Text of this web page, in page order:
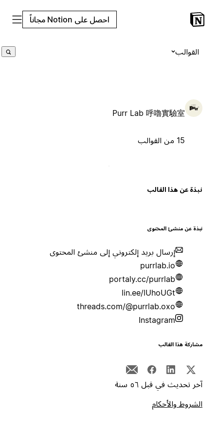
احصل على Notion مجاناً
القوالب
Purr Lab 呼嚕實驗室
عن هذا القالب
عن منشئ المحتوى
إرسال بريد إلكتروني إلى منشئ المحتوى
purrlab.io
portaly.cc/purrlab
lin.ee/lUhoUGt
threads.com/@purrlab.oxo
Instagram
هذا القالب
تحديث في قبل ٥٦ سنة
والأحكام